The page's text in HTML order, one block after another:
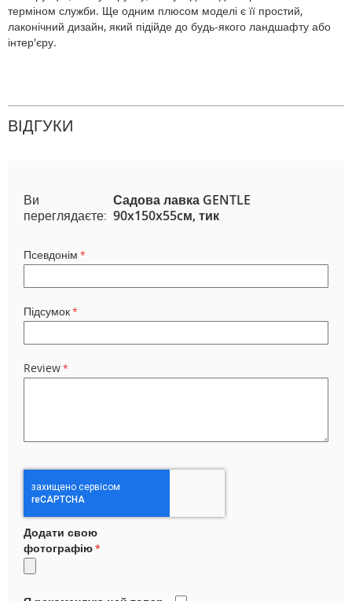
терміном служби. Ще одним плюсом моделі є її простий,
лаконічний дизайн, який підійде до будь-якого ландшафту або
інтер'єру.
ВІДГУКИ
Ви
переглядаєте:
Садова лавка GENTLE
90x150x55cм, тик
Псевдонім
Підсумок
Review
Додати свою
фотографію